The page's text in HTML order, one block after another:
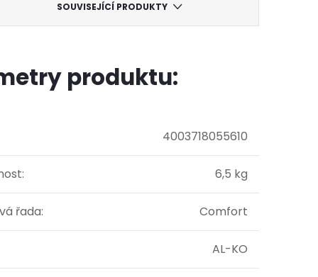
SOUVISEJÍCÍ PRODUKTY
produktu:
4003718055610
: 6,5 kg
řada: Comfort
AL-KO